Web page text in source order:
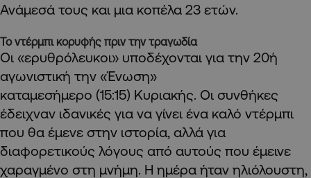
Ανάμεσά τους και μια κοπέλα 23 ετών.
Το ντέρμπι κορυφής πριν την τραγωδία
Οι «ερυθρόλευκοι» υποδέχονται για την 20ή
αγωνιστική την «Ένωση»
καταμεσήμερο (15:15) Κυριακής. Οι συνθήκες
έδειχναν ιδανικές για να γίνει ένα καλό ντέρμπι
που θα έμενε στην ιστορία, αλλά για
διαφορετικούς λόγους από αυτούς που έμεινε
χαραγμένο στη μνήμη. Η ημέρα ήταν ηλιόλουστη,